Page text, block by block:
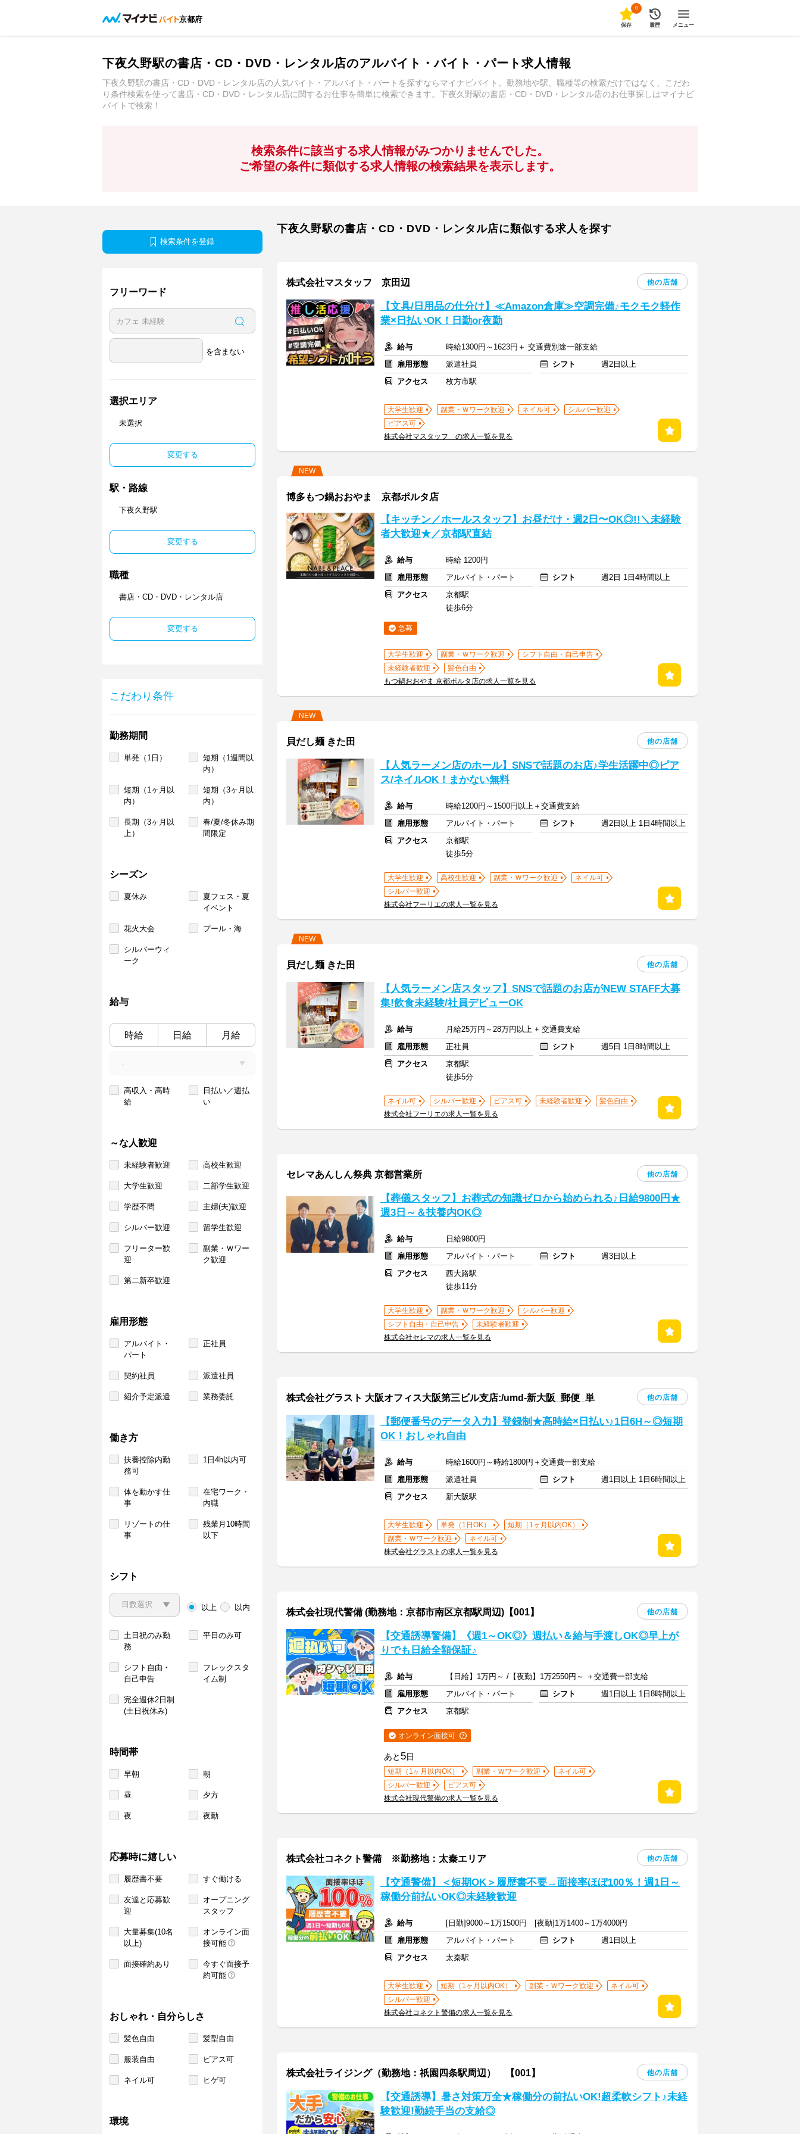
京都府
0
保存 履歴 メニュー
下夜久野駅の書店・CD・DVD・レンタル店のアルバイト・バイト・パート求人情報
下夜久野駅の書店・CD・DVD・レンタル店の人気バイト・アルバイト・パートを探すならマイナビバイト。勤務地や駅、職種等の検索だけではなく、こだわ
り条件検索を使って書店・CD・DVD・レンタル店に関するお仕事を簡単に検索できます。下夜久野駅の書店・CD・DVD・レンタル店のお仕事探しはマイナビ
バイトで検索！
検索条件に該当する求人情報がみつかりませんでした。
ご希望の条件に類似する求人情報の検索結果を表示します。
検索条件を登録
フリーワード
を含まない
選択エリア
未選択
変更する
駅・路線
下夜久野駅
変更する
職種
書店・CD・DVD・レンタル店
変更する
こだわり条件
勤務期間
単発（1日）
短期（1週間以
内）
短期（1ヶ月以
内）
短期（3ヶ月以
内）
長期（3ヶ月以
上）
春/夏/冬休み期
間限定
シーズン
夏休み
夏フェス・夏
イベント
花火大会 プール・海
シルバーウィ
ーク
給与
時給 日給 月給
高収入・高時
給
日払い／週払
い
～な人歓迎
未経験者歓迎 高校生歓迎
大学生歓迎 二部学生歓迎
学歴不問 主婦(夫)歓迎
シルバー歓迎 留学生歓迎
フリーター歓
迎
副業・Ｗワー
ク歓迎
第二新卒歓迎
雇用形態
アルバイト・
パート
正社員
契約社員 派遣社員
紹介予定派遣 業務委託
働き方
扶養控除内勤
務可
1日4h以内可
体を動かす仕
事
在宅ワーク・
内職
リゾートの仕
事
残業月10時間
以下
シフト
以上 以内
土日祝のみ勤
務
平日のみ可
シフト自由・
自己申告
フレックスタ
イム制
完全週休2日制
(土日祝休み)
時間帯
早朝 朝
昼 夕方
夜 夜勤
応募時に嬉しい
履歴書不要 すぐ働ける
友達と応募歓
迎
オープニング
スタッフ
大量募集(10名
以上)
オンライン面
接可能
面接確約あり
今すぐ面接予
約可能
おしゃれ・自分らしさ
髪色自由 髪型自由
服装自由 ピアス可
ネイル可 ヒゲ可
環境
下夜久野駅の書店・CD・DVD・レンタル店に類似する求人を探す
株式会社マスタッフ 京田辺 他の店舗
【文具/日用品の仕分け】≪Amazon倉庫≫空調完備♪モクモク軽作
業×日払いOK！日勤or夜勤
給与
時給1300円～1623円＋ 交通費別途一部支給
雇用形態
派遣社員 シフト
週2日以上
アクセス
枚方市駅
大学生歓迎 副業・Ｗワーク歓迎 ネイル可
シルバー歓迎
ピアス可
株式会社マスタッフ の求人一覧を見る
NEW
博多もつ鍋おおやま 京都ポルタ店
【キッチン／ホールスタッフ】お昼だけ・週2日〜OK◎!!＼未経験
者大歓迎★／京都駅直結
給与
時給 1200円
雇用形態
アルバイト・パート シフト
週2日 1日4時間以上
アクセス
京都駅
徒歩6分
急募
大学生歓迎 副業・Ｗワーク歓迎
シフト自由・自己申告
未経験者歓迎
髪色自由
もつ鍋おおやま 京都ポルタ店の求人一覧を見る
NEW
貝だし麺 きた田 他の店舗
【人気ラーメン店のホール】SNSで話題のお店♪学生活躍中◎ピア
ス/ネイルOK！まかない無料
給与
時給1200円～1500円以上＋交通費支給
雇用形態
アルバイト・パート シフト
週2日以上 1日4時間以上
アクセス
京都駅
徒歩5分
大学生歓迎 高校生歓迎 副業・Ｗワーク歓迎
ネイル可
シルバー歓迎
株式会社フーリエの求人一覧を見る
NEW
貝だし麺 きた田 他の店舗
【人気ラーメン店スタッフ】SNSで話題のお店がNEW STAFF大募
集!飲食未経験/社員デビューOK
給与
月給25万円～28万円以上 + 交通費支給
雇用形態
正社員 シフト
週5日 1日8時間以上
アクセス
京都駅
徒歩5分
ネイル可 シルバー歓迎 ピアス可 未経験者歓迎
髪色自由
株式会社フーリエの求人一覧を見る
セレマあんしん祭典 京都営業所 他の店舗
【葬儀スタッフ】お葬式の知識ゼロから始められる♪日給9800円★
週3日～＆扶養内OK◎
給与
日給9800円
雇用形態
アルバイト・パート シフト
週3日以上
アクセス
西大路駅
徒歩11分
大学生歓迎 副業・Ｗワーク歓迎
シルバー歓迎
シフト自由・自己申告
未経験者歓迎
株式会社セレマの求人一覧を見る
株式会社グラスト 大阪オフィス大阪第三ビル支店:/umd-新大阪_郵便_単 他の店舗
【郵便番号のデータ入力】登録制★高時給×日払い♪1日6H～◎短期
OK！おしゃれ自由
給与
時給1600円～時給1800円＋交通費一部支給
雇用形態
派遣社員 シフト
週1日以上 1日6時間以上
アクセス
新大阪駅
大学生歓迎 単発（1日OK）
短期（1ヶ月以内OK）
副業・Ｗワーク歓迎
ネイル可
株式会社グラストの求人一覧を見る
株式会社現代警備 (勤務地：京都市南区京都駅周辺)【001】 他の店舗
【交通誘導警備】《週1～OK◎》週払い＆給与手渡しOK◎早上が
りでも日給全額保証♪
給与
【日給】1万円～ /【夜勤】1万2550円～ ＋交通費一部支給
雇用形態
アルバイト・パート シフト
週1日以上 1日8時間以上
アクセス
京都駅
オンライン面接可
あと 5日
短期（1ヶ月以内OK） 副業・Ｗワーク歓迎
ネイル可
シルバー歓迎
ピアス可
株式会社現代警備の求人一覧を見る
株式会社コネクト警備 ※勤務地：太秦エリア 他の店舗
【交通警備】＜短期OK＞履歴書不要→面接率ほぼ100％！週1日～
稼働分前払いOK◎未経験歓迎
給与
[日勤]9000～1万1500円 [夜勤]1万1400～1万4000円
雇用形態
アルバイト・パート シフト
週1日以上
アクセス
太秦駅
大学生歓迎 短期（1ヶ月以内OK） 副業・Ｗワーク歓迎
ネイル可
シルバー歓迎
株式会社コネクト警備の求人一覧を見る
株式会社ライジング（勤務地：祇園四条駅周辺） 【001】 他の店舗
【交通誘導】暑さ対策万全★稼働分の前払いOK!超柔軟シフト♪未経
験歓迎!勤続手当の支給◎